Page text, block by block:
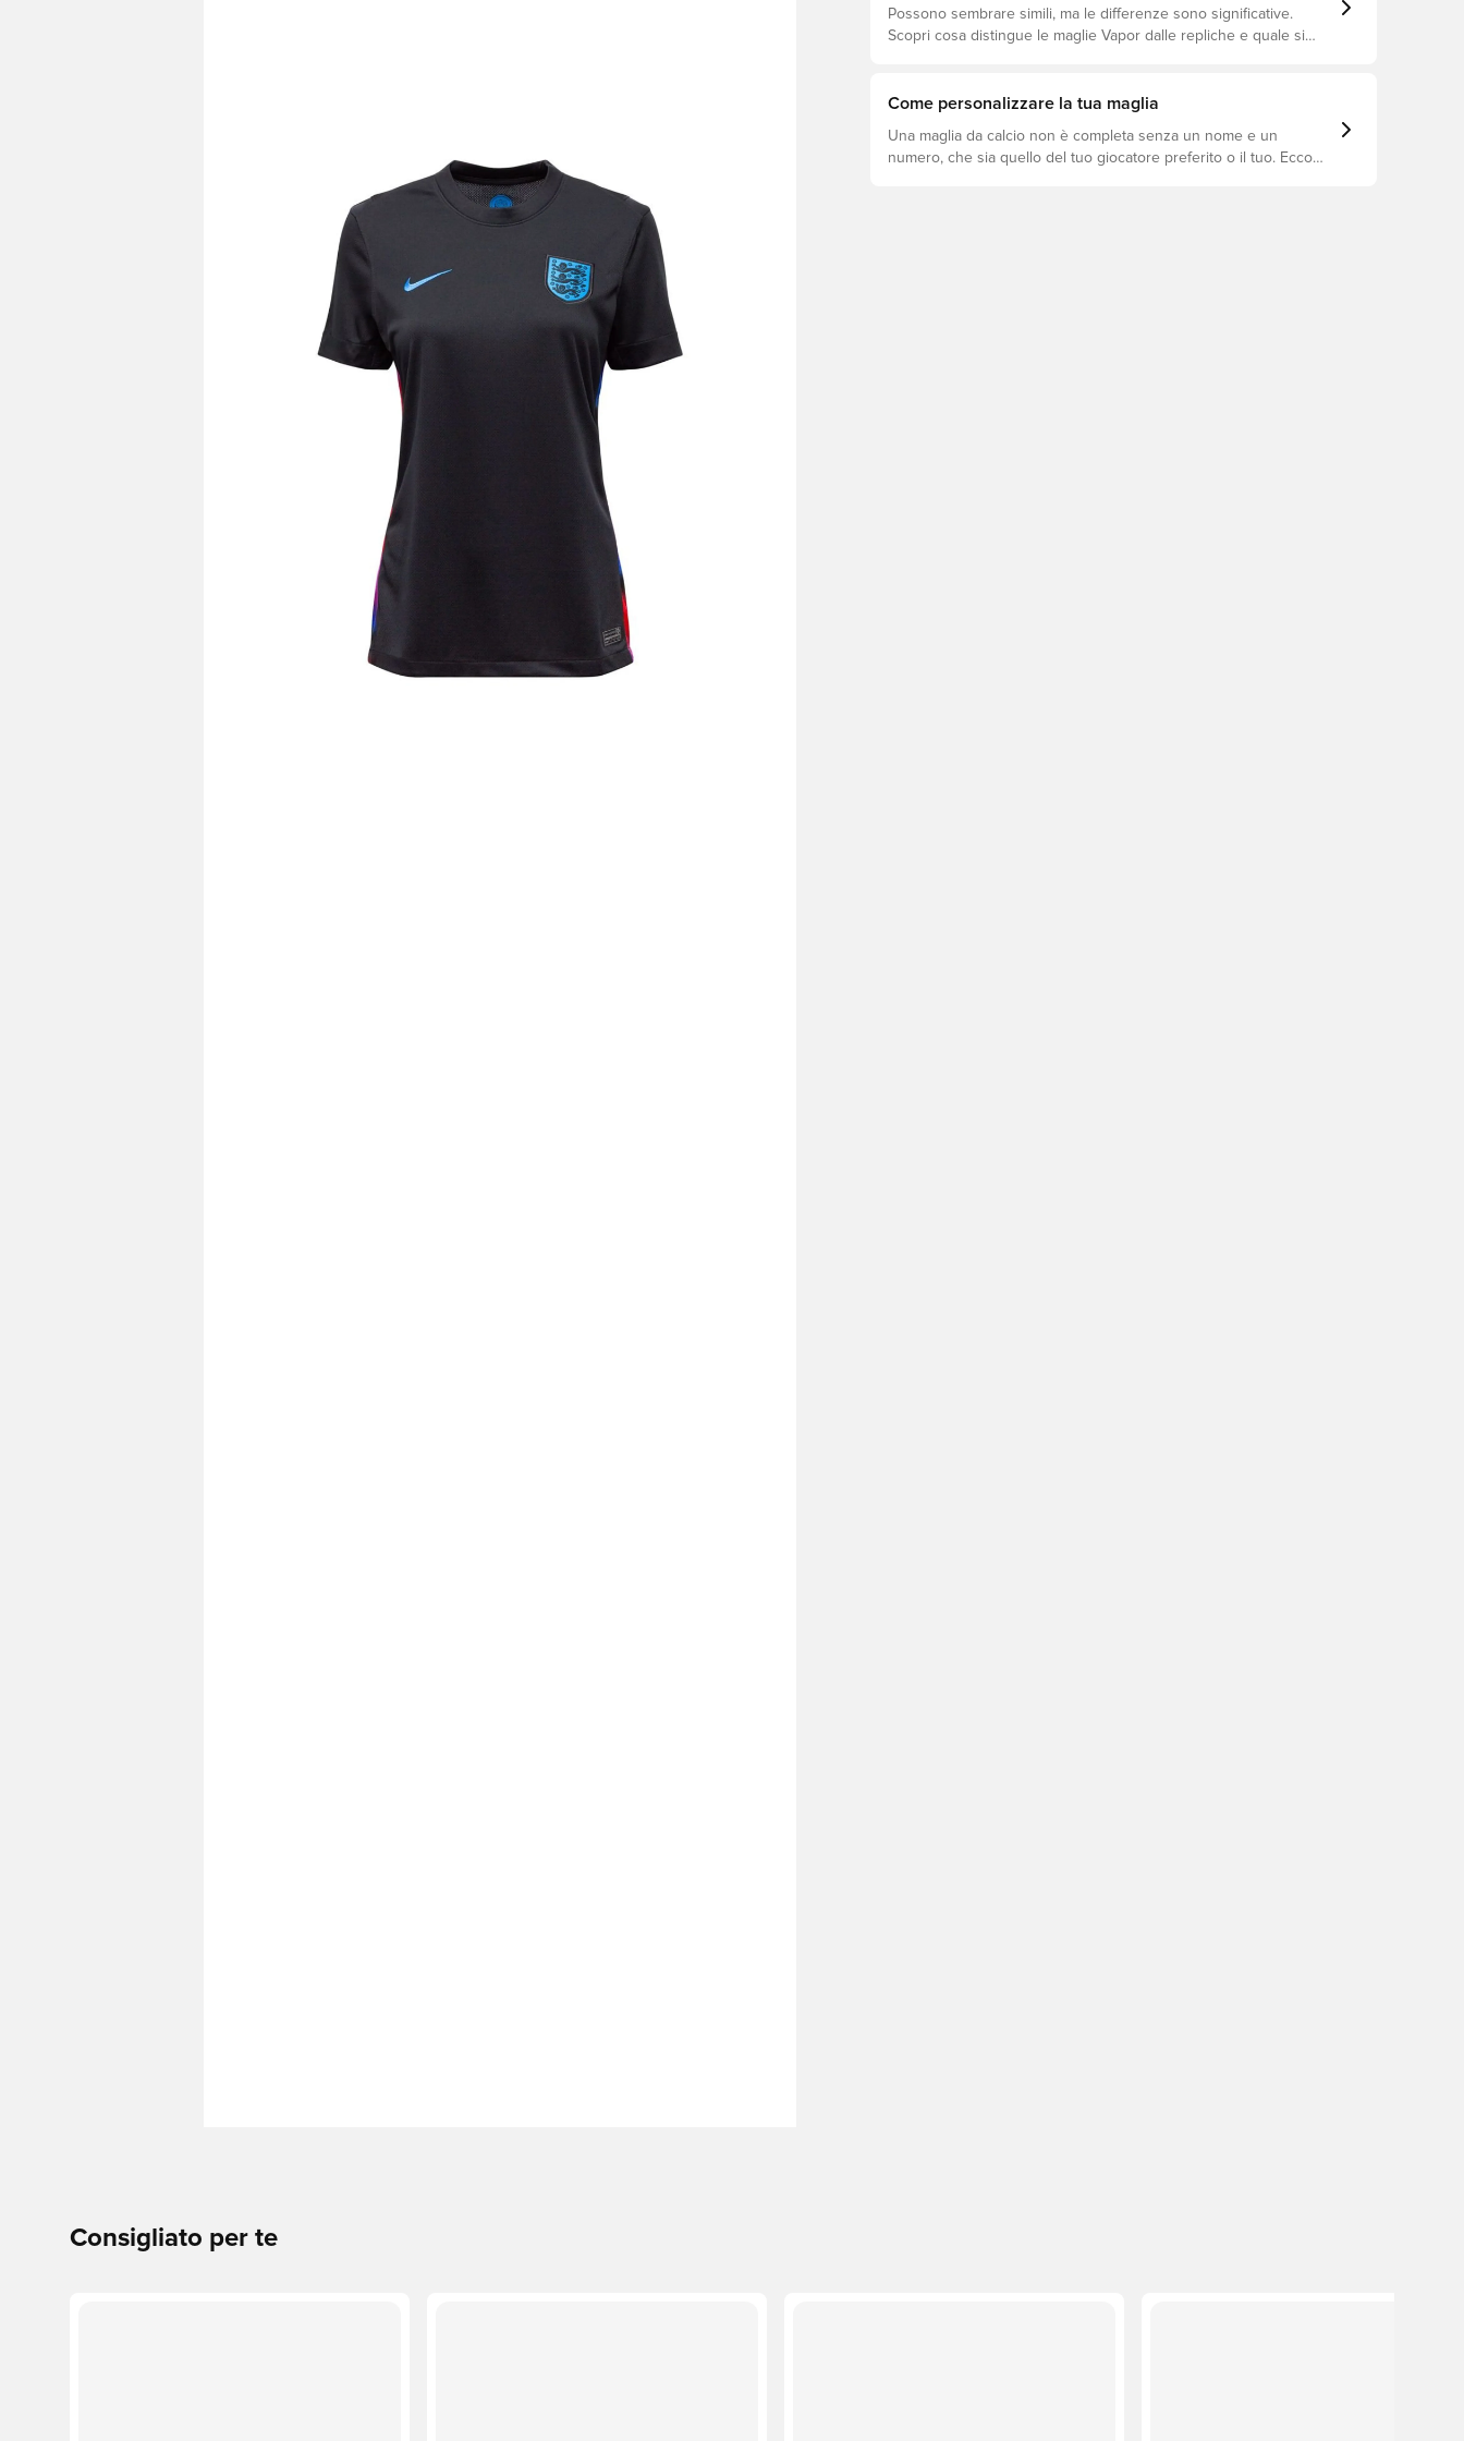
Possono sembrare simili, ma le differenze sono significative.
Scopri cosa distingue le maglie Vapor dalle repliche e quale si
Come personalizzare la tua maglia
Una maglia da calcio non è completa senza un nome e un
numero, che sia quello del tuo giocatore preferito o il tuo. Ecco
Consigliato per te